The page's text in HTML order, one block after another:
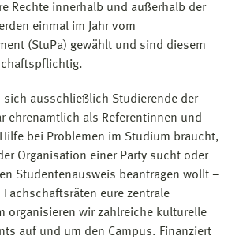
Rechte innerhalb und außerhalb der
einmal im Jahr vom
(StuPa) gewählt und sind diesem
sich ausschließlich Studierende der
ehrenamtlich als Referentinnen und
bei Problemen im Studium braucht,
Organisation einer Party sucht oder
Studentenausweis beantragen wollt –
eure zentrale
organisieren wir zahlreiche kulturelle
auf und um den Campus. Finanziert